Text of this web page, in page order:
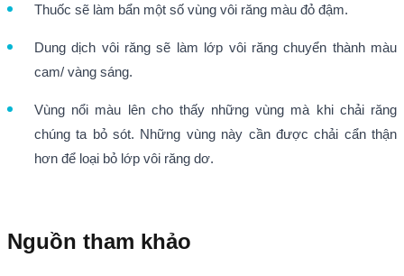
Thuốc sẽ làm bẩn một số vùng vôi răng màu đỏ đậm.
Dung dịch vôi răng sẽ làm lớp vôi răng chuyển thành màu
cam/ vàng sáng.
Vùng nổi màu lên cho thấy những vùng mà khi chải răng
chúng ta bỏ sót. Những vùng này cần được chải cẩn thận
hơn để loại bỏ lớp vôi răng dơ.
Nguồn tham khảo